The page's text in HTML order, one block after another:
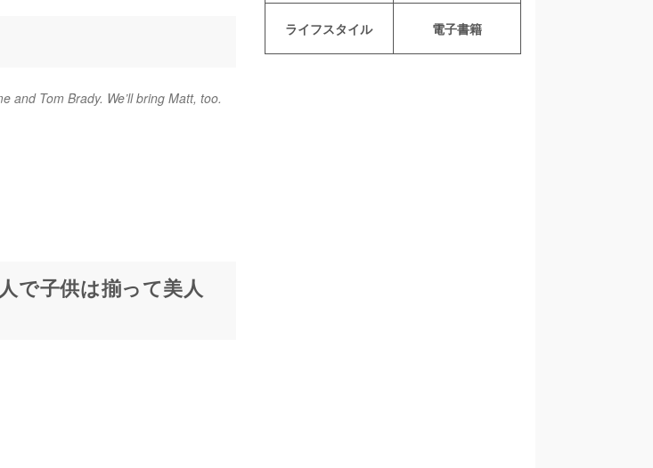
で子供は揃って美人
ライフスタイル 電子書籍